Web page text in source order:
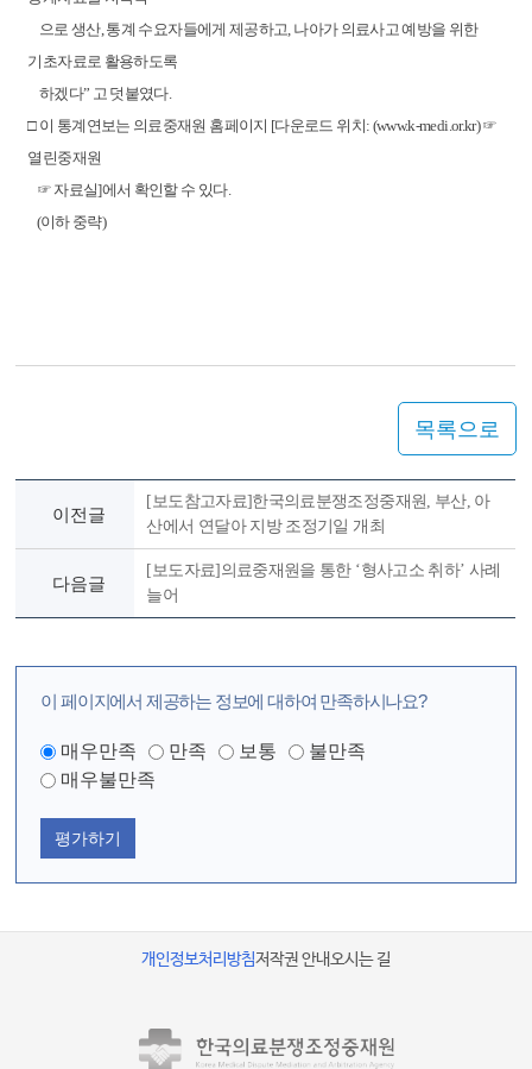
으로 생산, 통계 수요자들에게 제공하고, 나아가 의료사고 예방을 위한
기초자료로 활용하도록
하겠다” 고 덧붙였다.
□ 이 통계연보는 의료중재원 홈페이지 [다운로드 위치: (www.k-medi.or.kr) ☞
열린중재원
☞ 자료실]에서 확인할 수 있다.
(이하 중략)
목록으로
이전글
[보도참고자료]한국의료분쟁조정중재원, 부산, 아
산에서 연달아 지방 조정기일 개최
다음글
[보도자료]의료중재원을 통한 ‘형사고소 취하’ 사례
늘어
이 페이지에서 제공하는 정보에 대하여 만족하시나요?
매우만족 만족 보통
불만족
매우불만족
평가하기
개인정보처리방침저작권 안내오시는 길